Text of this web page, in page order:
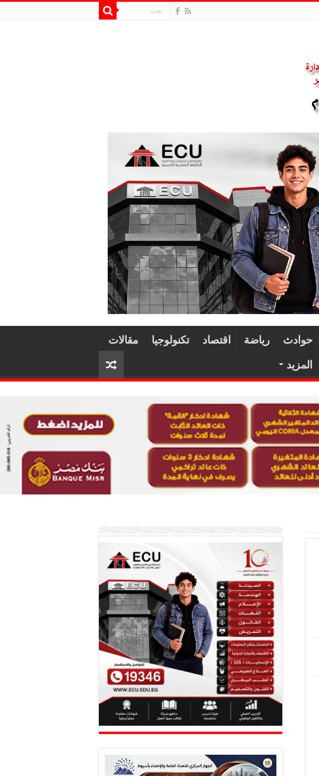
حوادث رياضة اقتصاد تكنولوجيا
مقالات
المزيد